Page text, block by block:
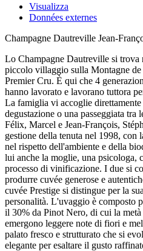
Visualizza
Données externes
Champagne Dautreville Jean-
Lo Champagne Dautreville si trova
piccolo villaggio sulla Montagne
Premier Cru. È qui che 4
hanno lavorato e lavorano tuttora
La famiglia vi accoglie
degustazione o una passeggiata tra
Félix, Marcel e Jean-François,
gestione della tenuta nel 1998, con
nel rispetto dell'ambiente e della
lui anche la moglie, una psicologa,
processo di vinificazione. I due si
produrre cuvée generose e
cuvée Prestige si distingue per la
personalità. L'uvaggio è composto
il 30% da Pinot Nero, di cui la
emergono leggere note di fiori e
palato fresco e strutturato che si
elegante per esaltare il gusto